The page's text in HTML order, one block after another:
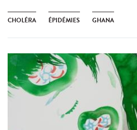
CHOLÉRA ÉPIDÉMIES GHANA